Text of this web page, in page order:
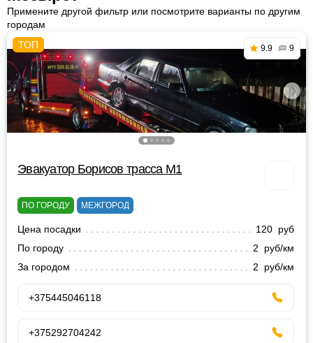
Примените другой фильтр или посмотрите варианты по другим
городам
9.9 9
Эвакуатор Борисов трасса М1
ПО ГОРОДУ МЕЖГОРОД
Цена посадки
120 руб
По городу
2 руб/км
За городом
2 руб/км
+375445046118
+375292704242